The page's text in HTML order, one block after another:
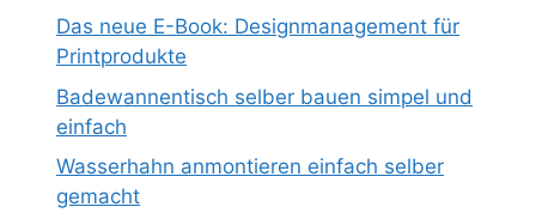
Das neue E-Book: Designmanagement für
Printprodukte
Badewannentisch selber bauen simpel und
einfach
Wasserhahn anmontieren einfach selber
gemacht